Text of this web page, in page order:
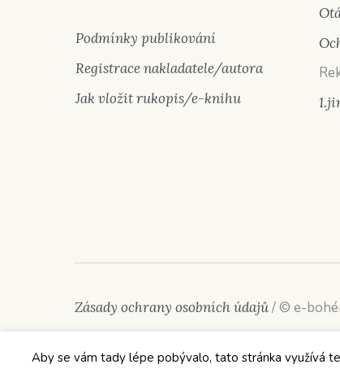
Podmínky publikování
Registrace nakladatele/autora
Jak vložit rukopis/e-knihu
Zásady ochrany osobních údajů/ © e-
Aby se vám tady lépe pobývalo, tato stránka využívá